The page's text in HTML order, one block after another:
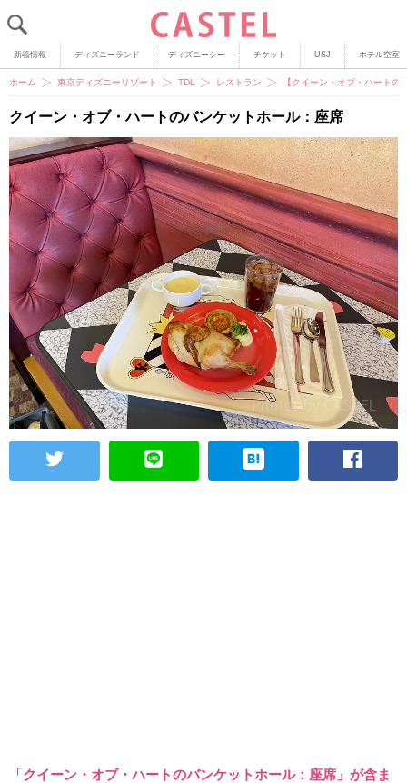
新着情報 ディズニーランド ディズニーシー チケット USJ ホテル空室
ホーム 東京ディズニーリゾート TDL レストラン 【クイーン・オブ・ハート
クイーン・オブ・ハートのバンケットホール：座席
「クイーン・オブ・ハートのバンケットホール：座席」が含ま